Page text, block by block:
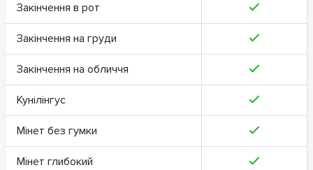
Закінчення в рот
Закінчення на груди
Закінчення на обличчя
Кунілінгус
Мінет без гумки
Мінет глибокий